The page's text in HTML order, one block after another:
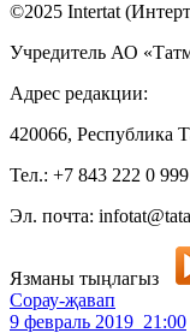
©2025 Intertat
Учредитель АО
Адрес редакции:
420066, Республика
Тел.: +7 843 222 0 999
Эл. почта:
Язманы тыңлагыз
Сорау-җавап
9 февраль 2019 21:00